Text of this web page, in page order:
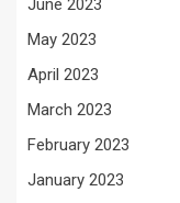
June 2023
May 2023
April 2023
March 2023
February 2023
January 2023